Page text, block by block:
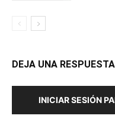
DEJA UNA RESPUESTA
INICIAR SESIÓN